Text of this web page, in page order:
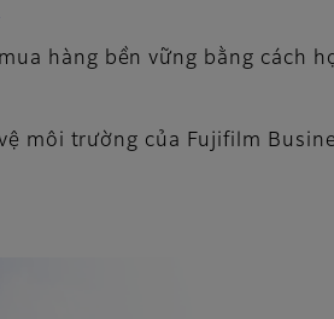
hàng bền vững bằng cách
môi trường của Fujifilm